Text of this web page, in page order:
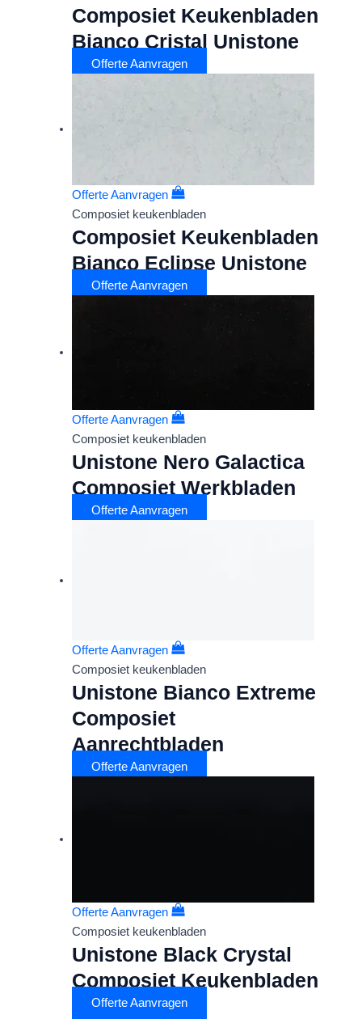
Composiet Keukenbladen
Bianco Cristal Unistone
Offerte Aanvragen
Offerte Aanvragen
Composiet keukenbladen
Composiet Keukenbladen
Bianco Eclipse Unistone
Offerte Aanvragen
Offerte Aanvragen
Composiet keukenbladen
Unistone Nero Galactica
Composiet Werkbladen
Offerte Aanvragen
Offerte Aanvragen
Composiet keukenbladen
Unistone Bianco Extreme
Composiet
Aanrechtbladen
Offerte Aanvragen
Offerte Aanvragen
Composiet keukenbladen
Unistone Black Crystal
Composiet Keukenbladen
Offerte Aanvragen